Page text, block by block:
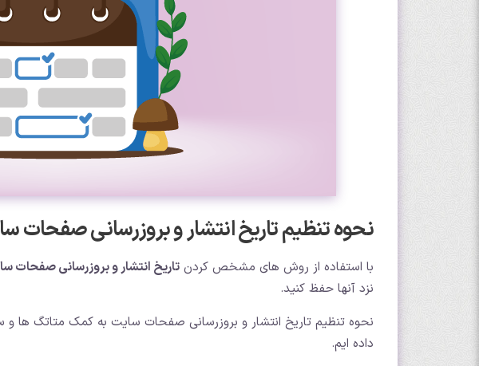
نحوه تنظیم تاریخ انتشار و بروزرسانی صفحات
با استفاده از روش های مشخص کردن تاریخ انتشار و بروزرسانی صفحات
نزد آنها حفظ کنید.
نحوه تنظیم تاریخ انتشار و بروزرسانی صفحات سایت به کمک متاتگ ها و
داده ایم.